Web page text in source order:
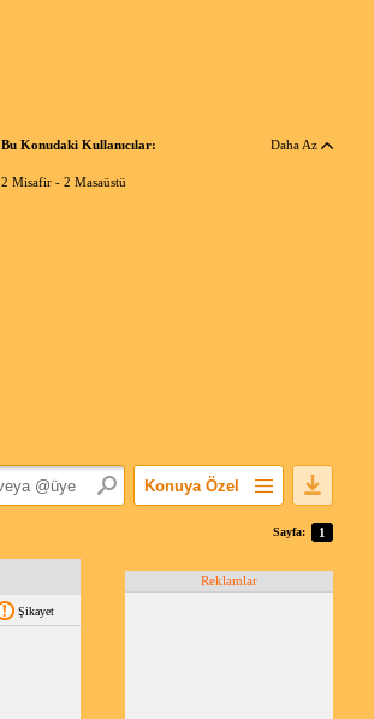
Bu Konudaki Kullanıcılar: Daha Az
2 Misafir - 2 Masaüstü
Konuya Özel
Popüler Mesajlar
Sayfa: 1
Şikayet
Reklamlar